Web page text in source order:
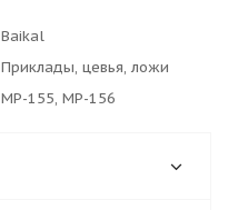
Baikal
Приклады, цевья, ложи
МР-155, МР-156